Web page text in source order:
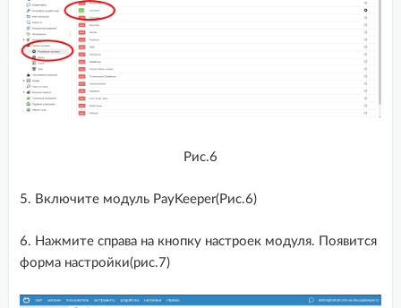
Рис.6
5. Включите модуль PayKeeper(Рис.6)
6. Нажмите справа на кнопку настроек модуля. Появится
форма настройки(рис.7)